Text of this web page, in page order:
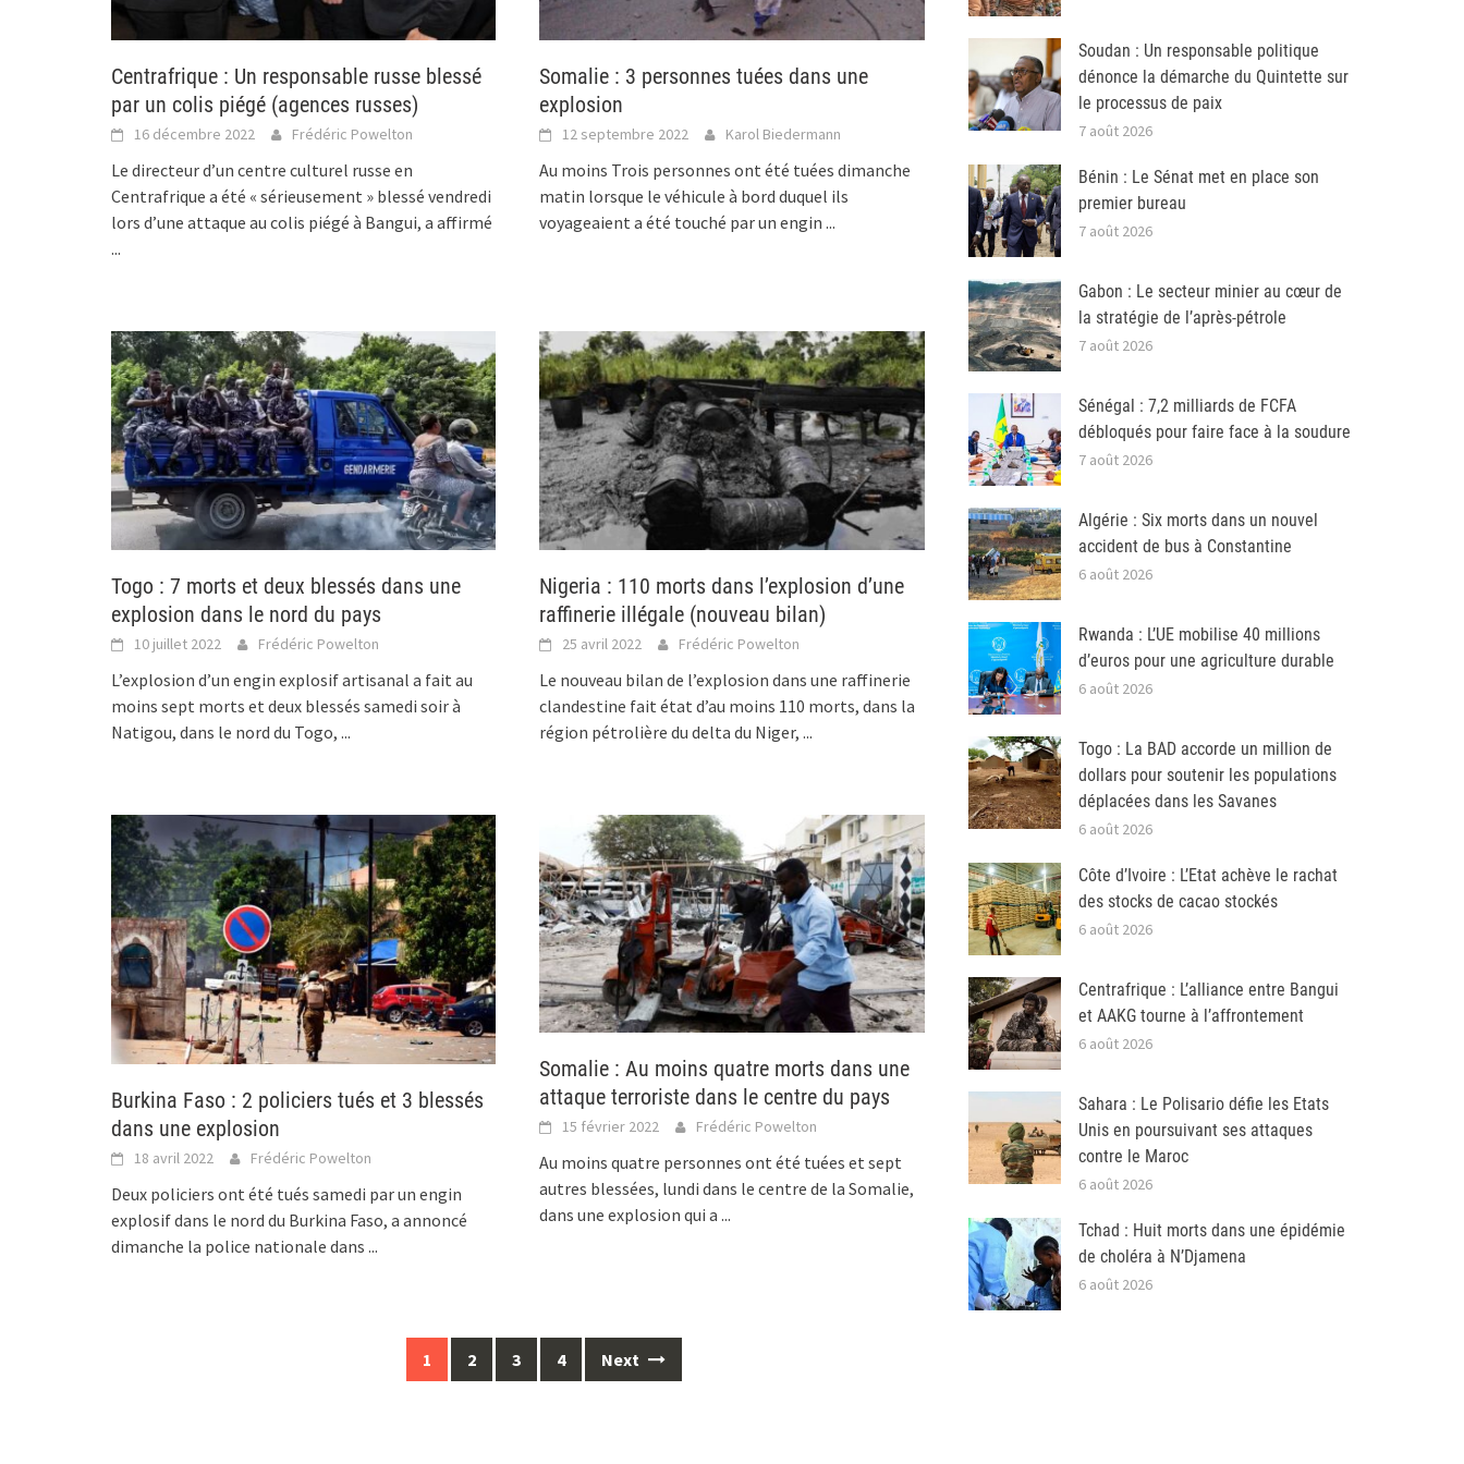
Centrafrique : Un responsable russe blessé
par un colis piégé (agences russes)
16 décembre 2022 Frédéric Powelton
Le directeur d’un centre culturel russe en
Centrafrique a été « sérieusement » blessé vendredi
lors d’une attaque au colis piégé à Bangui, a affirmé
...
Somalie : 3 personnes tuées dans une
explosion
12 septembre 2022 Karol Biedermann
Au moins Trois personnes ont été tuées dimanche
matin lorsque le véhicule à bord duquel ils
voyageaient a été touché par un engin...
Togo : 7 morts et deux blessés dans une
explosion dans le nord du pays
10 juillet 2022 Frédéric Powelton
L’explosion d’un engin explosif artisanal a fait au
moins sept morts et deux blessés samedi soir à
Natigou, dans le nord du Togo, ...
Nigeria : 110 morts dans l’explosion d’une
raffinerie illégale (nouveau bilan)
25 avril 2022 Frédéric Powelton
Le nouveau bilan de l’explosion dans une raffinerie
clandestine fait état d’au moins 110 morts, dans la
région pétrolière du delta du Niger,...
Burkina Faso : 2 policiers tués et 3 blessés
dans une explosion
18 avril 2022 Frédéric Powelton
Deux policiers ont été tués samedi par un engin
explosif dans le nord du Burkina Faso, a annoncé
dimanche la police nationale dans ...
Somalie : Au moins quatre morts dans une
attaque terroriste dans le centre du pays
15 février 2022 Frédéric Powelton
Au moins quatre personnes ont été tuées et sept
autres blessées, lundi dans le centre de la Somalie,
dans une explosion qui a...
1 2 3 4 Next
Soudan : Un responsable politique
dénonce la démarche du Quintette sur
le processus de paix
7 août 2026
Bénin : Le Sénat met en place son
premier bureau
7 août 2026
Gabon : Le secteur minier au cœur de
la stratégie de l’après-pétrole
7 août 2026
Sénégal : 7,2 milliards de FCFA
débloqués pour faire face à la soudure
7 août 2026
Algérie : Six morts dans un nouvel
accident de bus à Constantine
6 août 2026
Rwanda : L’UE mobilise 40 millions
d’euros pour une agriculture durable
6 août 2026
Togo : La BAD accorde un million de
dollars pour soutenir les populations
déplacées dans les Savanes
6 août 2026
Côte d’Ivoire : L’Etat achève le rachat
des stocks de cacao stockés
6 août 2026
Centrafrique : L’alliance entre Bangui
et AAKG tourne à l’affrontement
6 août 2026
Sahara : Le Polisario défie les Etats
Unis en poursuivant ses attaques
contre le Maroc
6 août 2026
Tchad : Huit morts dans une épidémie
de choléra à N’Djamena
6 août 2026